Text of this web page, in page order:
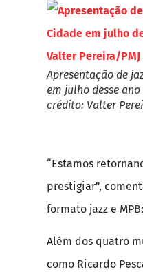
Apresentação de
em julho desse ano
crédito: Valter
“Estamos
prestigiar”,
formato jazz e
Além dos quatro
como Ricardo